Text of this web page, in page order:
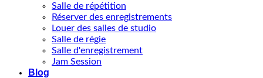
Salle de répétition
Réserver des enregistrements
Louer des salles de studio
Salle de régie
Salle d'enregistrement
Jam Session
Blog